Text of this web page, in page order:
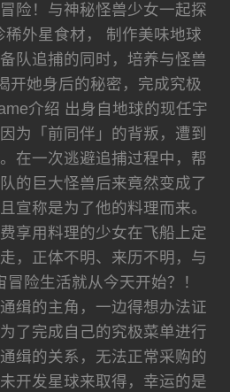
险！与神秘怪兽少女一起探
稀外星食材， 制作美味地球
队追捕的同时，培养与怪兽
开她身后的秘密，完成究极
介绍 出身自地球的现任宇
为「前同伴」的背叛，遭到
在一次逃避追捕过程中，帮
的巨大怪兽后来竟然变成了
宣称是为了他的料理而来。
享用料理的少女在飞船上定
，正体不明、来历不明，与
险生活就从今天开始？！
缉的主角，一边得想办法证
了完成自己的究极菜单进行
缉的关系，无法正常采购的
开发星球来取得，幸运的是